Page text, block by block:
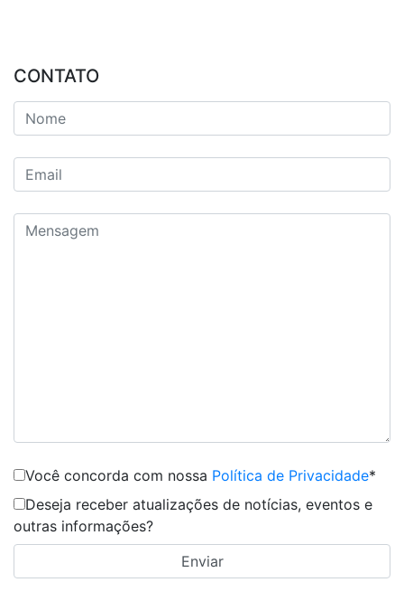
CONTATO
Você concorda com nossa Política de Privacidade*
Deseja receber atualizações de notícias, eventos e
outras informações?